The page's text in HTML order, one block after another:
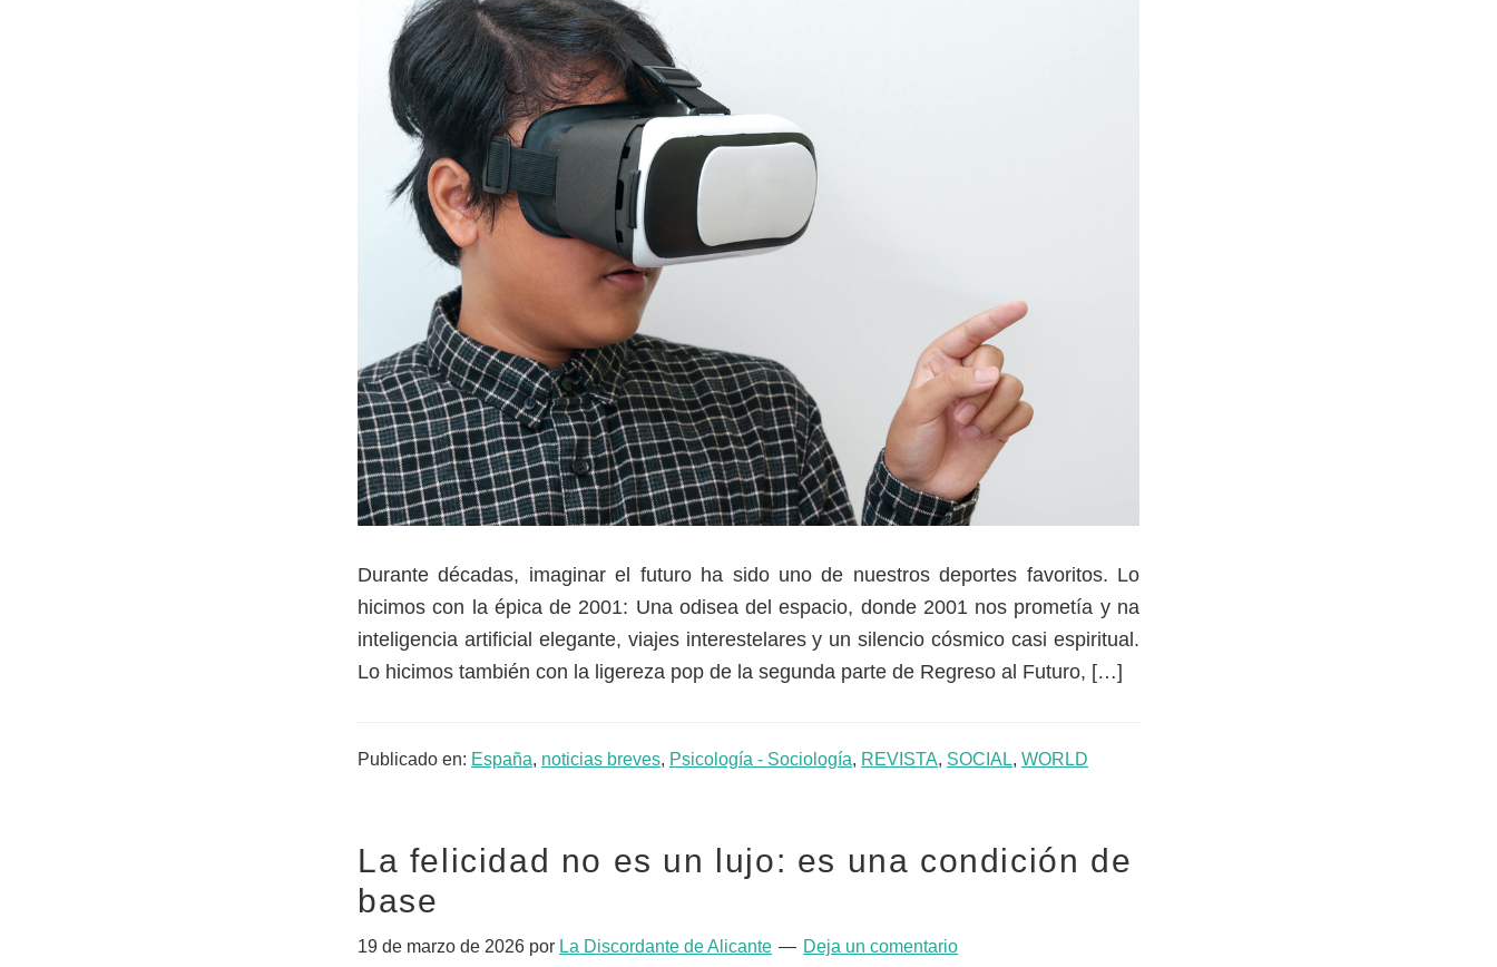
Durante décadas, imaginar el futuro ha sido uno de nuestros deportes favoritos. Lo
hicimos con la épica de 2001: Una odisea del espacio, donde 2001 nos prometía y na
inteligencia artificial elegante, viajes interestelares y un silencio cósmico casi espiritual.
Lo hicimos también con la ligereza pop de la segunda parte de Regreso al Futuro, […]
Publicado en: España, noticias breves, Psicología - Sociología, REVISTA, SOCIAL, WORLD
La felicidad no es un lujo: es una condición de
base
19 de marzo de 2026 por La Discordante de Alicante Deja un comentario